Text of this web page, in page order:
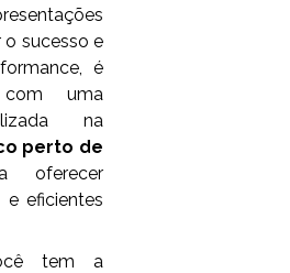
o sucesso e
é
com uma
na
perto de
oferecer
eficientes
tem a